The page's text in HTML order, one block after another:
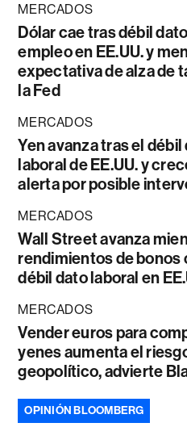
MERCADOS
Dólar cae tras débil
empleo en EE.UU. y
expectativa de alza de
la Fed
MERCADOS
Yen avanza tras el débil
laboral de EE.UU. y
alerta por posible
MERCADOS
Wall Street avanza
rendimientos de bonos
débil dato laboral en
MERCADOS
Vender euros para
yenes aumenta el
geopolítico, advierte
OPINIÓN BLOOMBERG